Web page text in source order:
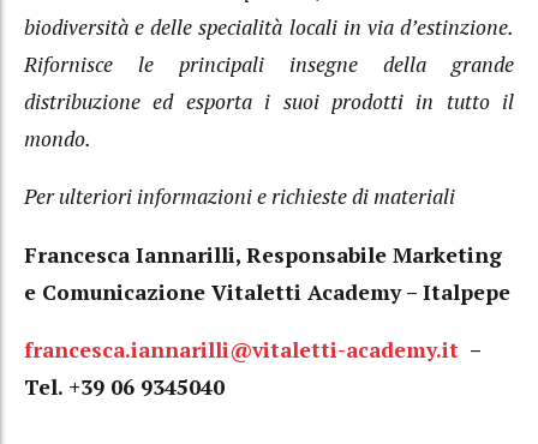
biodiversità e delle specialità locali in via d’estinzione.
Rifornisce le principali insegne della grande
distribuzione ed esporta i suoi prodotti in tutto il
mondo.
Per ulteriori informazioni e richieste di materiali
Francesca Iannarilli, Responsabile Marketing
e Comunicazione Vitaletti Academy – Italpepe
francesca.iannarilli@vitaletti-academy.it –
Tel. +39 06 9345040